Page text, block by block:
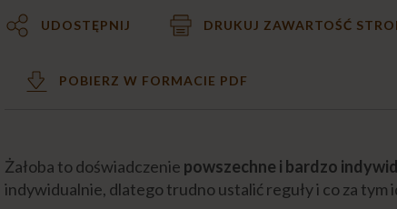
UDOSTĘPNIJ DRUKUJ ZAWARTOŚĆ
POBIERZ W FORMACIE PDF
Żałoba to doświadczenie powszechne i bardzo
indywidualnie, dlatego trudno ustalić reguły i co za tym